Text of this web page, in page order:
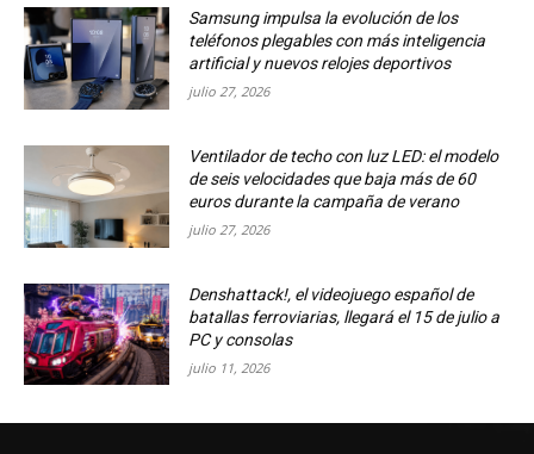
Samsung impulsa la evolución de los
teléfonos plegables con más inteligencia
artificial y nuevos relojes deportivos
julio 27, 2026
Ventilador de techo con luz LED: el modelo
de seis velocidades que baja más de 60
euros durante la campaña de verano
julio 27, 2026
Denshattack!, el videojuego español de
batallas ferroviarias, llegará el 15 de julio a
PC y consolas
julio 11, 2026